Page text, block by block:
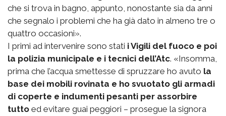
che si trova in bagno, appunto, nonostante sia da anni
che segnalo i problemi che ha già dato in almeno tre o
quattro occasioni».
I primi ad intervenire sono stati i Vigili del fuoco e poi
la polizia municipale e i tecnici dell’Atc. «Insomma,
prima che l’acqua smettesse di spruzzare ho avuto la
base dei mobili rovinata e ho svuotato gli armadi
di coperte e indumenti pesanti per assorbire
tutto ed evitare guai peggiori – prosegue la signora